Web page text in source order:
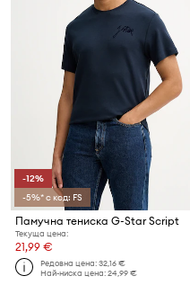
-12%
-5%* с код: FS
Памучна тениска G-Star Script
Текуща цена:
21,99 €
Редовна цена:32,16 €
Най-ниска цена:24,99 €